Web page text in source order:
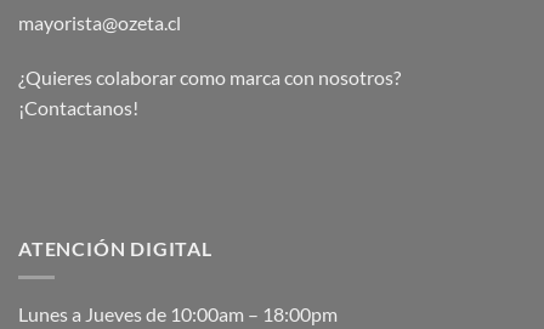
mayorista@ozeta.cl
¿Quieres colaborar como marca con nosotros?
¡Contactanos!
ATENCIÓN DIGITAL
Lunes a Jueves de 10:00am – 18:00pm